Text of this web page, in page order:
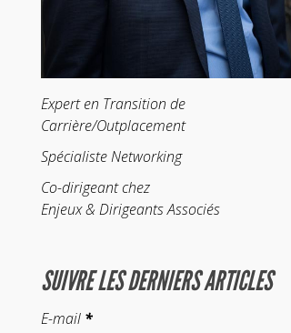
Expert en Transition de
Carrière/Outplacement
Spécialiste Networking
Co-dirigeant chez
Enjeux & Dirigeants Associés
SUIVRE LES DERNIERS ARTICLES
E-mail *